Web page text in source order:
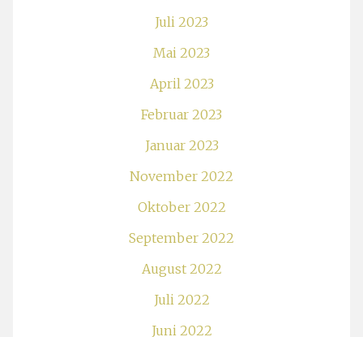
Juli 2023
Mai 2023
April 2023
Februar 2023
Januar 2023
November 2022
Oktober 2022
September 2022
August 2022
Juli 2022
Juni 2022